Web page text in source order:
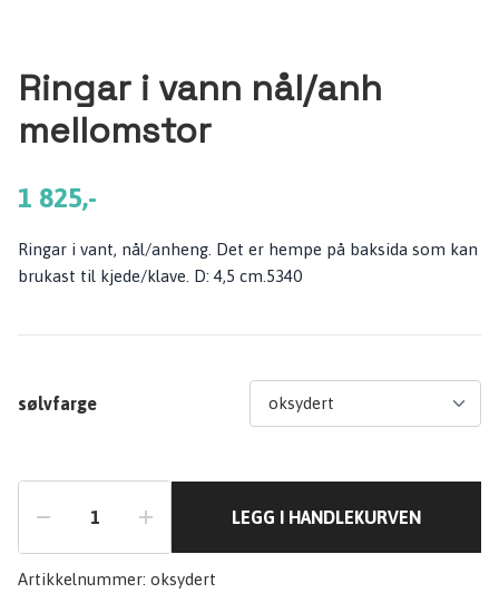
Ringar i vann nål/anh
mellomstor
1 825,-
Ringar i vant, nål/anheng. Det er hempe på baksida som kan
brukast til kjede/klave. D: 4,5 cm.5340
sølvfarge
LEGG I HANDLEKURVEN
Artikkelnummer: oksydert